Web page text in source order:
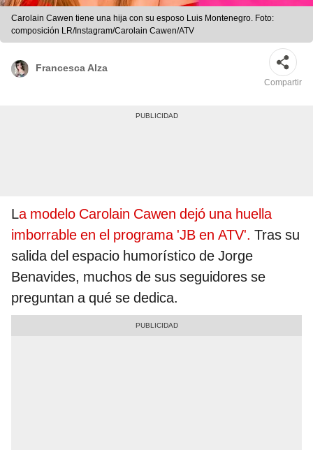
Carolain Cawen tiene una hija con su esposo Luis Montenegro. Foto:
composición LR/Instagram/Carolain Cawen/ATV
Francesca Alza
Compartir
La modelo Carolain Cawen dejó una huella
imborrable en el programa 'JB en ATV'. Tras su
salida del espacio humorístico de Jorge
Benavides, muchos de sus seguidores se
preguntan a qué se dedica.